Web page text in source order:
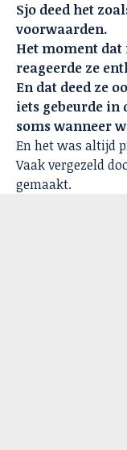
Sjo deed het
voorwaarden.
Het moment dat
reageerde ze
En dat deed ze
iets gebeurde in
soms wanneer
En het was altijd
Vaak vergezeld
gemaakt.